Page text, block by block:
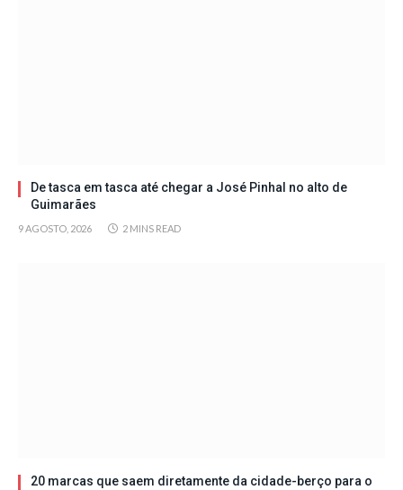
De tasca em tasca até chegar a José Pinhal no alto de
Guimarães
9 AGOSTO, 2026 2 MINS READ
20 marcas que saem diretamente da cidade-berço para o